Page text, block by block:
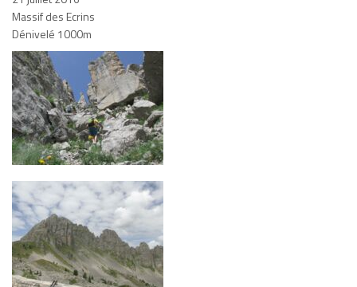
Massif des Ecrins
Dénivelé 1000m